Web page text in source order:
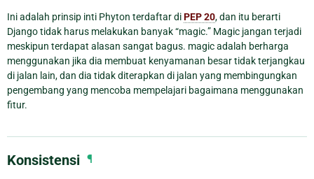
Ini adalah prinsip inti Phyton terdaftar diPEP 20, dan itu berarti
Django tidak harus melakukan banyak “magic.” Magic jangan terjadi
meskipun terdapat alasan sangat bagus. magic adalah berharga
menggunakan jika dia membuat kenyamanan besar tidak terjangkau
di jalan lain, dan dia tidak diterapkan di jalan yang membingungkan
pengembang yang mencoba mempelajari bagaimana menggunakan
fitur.
Konsistensi ¶